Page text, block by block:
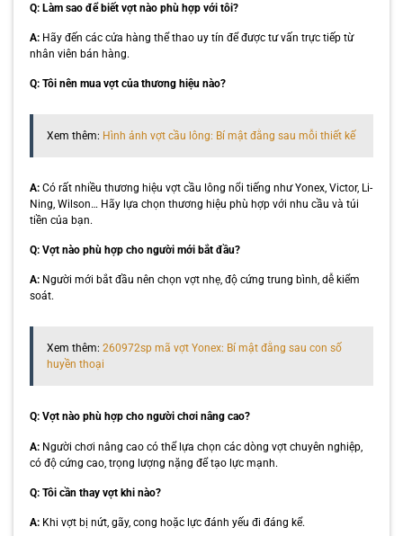
Q: Làm sao để biết vợt nào phù hợp với tôi?
A:Hãy đến các cửa hàng thể thao uy tín để được tư vấn trực tiếp từ
nhân viên bán hàng.
Q: Tôi nên mua vợt của thương hiệu nào?
Xem thêm: Hình ảnh vợt cầu lông: Bí mật đằng sau mỗi thiết kế
A:Có rất nhiều thương hiệu vợt cầu lông nổi tiếng như Yonex, Victor, Li-
Ning, Wilson… Hãy lựa chọn thương hiệu phù hợp với nhu cầu và túi
tiền của bạn.
Q: Vợt nào phù hợp cho người mới bắt đầu?
A:Người mới bắt đầu nên chọn vợt nhẹ, độ cứng trung bình, dễ kiểm
soát.
Xem thêm: 260972sp mã vợt Yonex: Bí mật đằng sau con số
huyền thoại
Q: Vợt nào phù hợp cho người chơi nâng cao?
A:Người chơi nâng cao có thể lựa chọn các dòng vợt chuyên nghiệp,
có độ cứng cao, trọng lượng nặng để tạo lực mạnh.
Q: Tôi cần thay vợt khi nào?
A:Khi vợt bị nứt, gãy, cong hoặc lực đánh yếu đi đáng kể.